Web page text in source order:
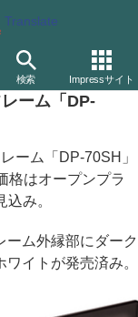
Translate
検索 Impressサイト
ーム「DP-
ーム「DP-70SH」
格はオープンプラ
み。
ム外縁部にダーク
イトが発売済み。